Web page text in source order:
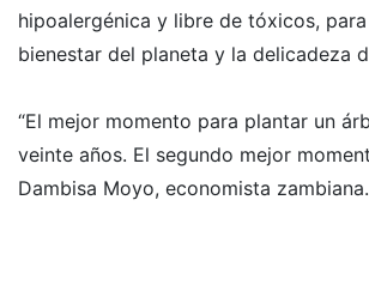
hipoalergénica y libre de tóxicos,
bienestar del planeta y la delicadeza
“El mejor momento para plantar un
veinte años. El segundo mejor
Dambisa Moyo, economista zambiana.